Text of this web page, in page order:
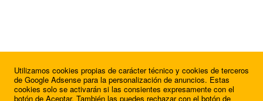
Utilizamos cookies propias de carácter técnico y cookies de terceros
de Google Adsense para la personalización de anuncios. Estas
cookies solo se activarán si las consientes expresamente con el
botón de Aceptar. También las puedes rechazar con el botón de